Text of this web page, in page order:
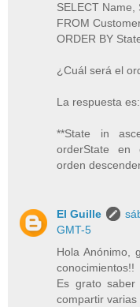
SELECT Name,
FROM
ORDER BY
¿Cuál será el
La respuesta es:
**State in
orderState en
orden
El Guille
GMT-5
Hola Anónimo,
conocimientos!!
Es grato
compartir varias